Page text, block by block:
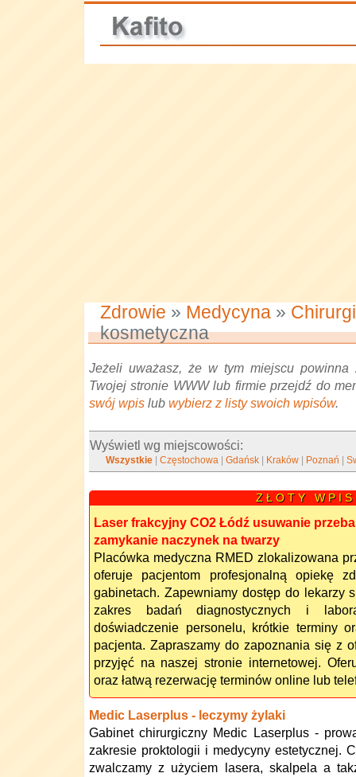
Zdrowie » Medycyna »
kosmetyczna
Jeżeli uważasz, że w tym miejscu powinna
Twojej stronie WWW lub firmie przejdź do
swój wpis lub wybierz z listy swoich wpisów.
Wyświetl wg miejscowości:
Wszystkie |Częstochowa |Gdańsk Kraków Poznań |
Z Ł O T Y W P I S
Laser frakcyjny CO2 Łódź usuwanie
zamykanie naczynek na twarzy
Placówka medyczna RMED zlokalizowana
oferuje pacjentom profesjonalną opiekę
gabinetach. Zapewniamy dostęp do lekarzy
zakres badań diagnostycznych i
doświadczenie personelu, krótkie terminy
pacjenta. Zapraszamy do zapoznania się z
przyjęć na naszej stronie internetowej.
oraz łatwą rezerwację terminów online lub
Medic Laserplus - leczymy żylaki
Gabinet chirurgiczny Medic Laserplus -
zakresie proktologii i medycyny estetycznej.
zwalczamy z użyciem lasera, skalpela a